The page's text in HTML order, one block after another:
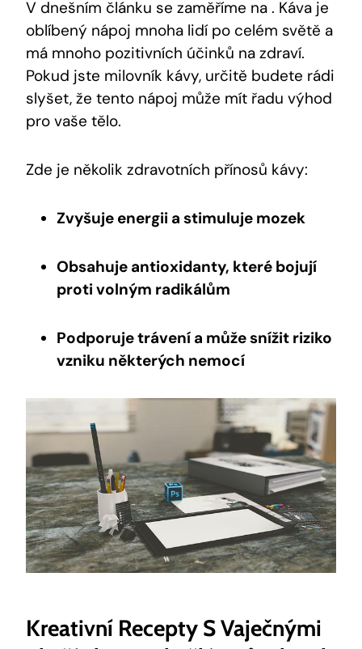
V dnešním článku se zaměříme na . Káva je
oblíbený nápoj mnoha lidí po celém světě a
má mnoho pozitivních účinků na zdraví.
Pokud jste milovník kávy, určitě budete rádi
slyšet, že tento nápoj může mít řadu výhod
pro vaše tělo.
Zde je několik zdravotních přínosů kávy:
Zvyšuje energii a stimuluje mozek
Obsahuje antioxidanty, které bojují
proti volným radikálům
Podporuje trávení a může snížit riziko
vzniku některých nemocí
Kreativní Recepty S Vaječnými